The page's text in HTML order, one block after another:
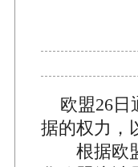
欧盟26日
据的权力，
根据欧盟